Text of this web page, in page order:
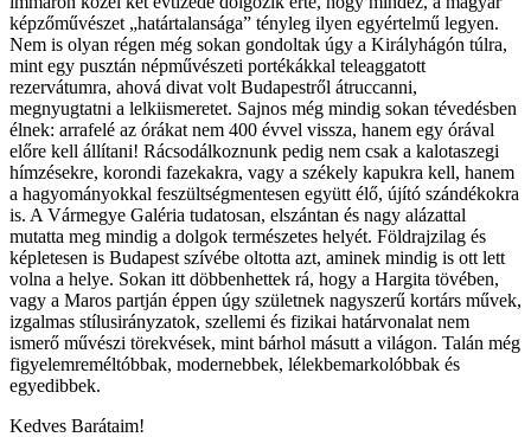
képzőművészet „határtalansága” tényleg ilyen egyértelmű legyen.
Nem is olyan régen még sokan gondoltak úgy a Királyhágón túlra,
mint egy pusztán népművészeti portékákkal teleaggatott
rezervátumra, ahová divat volt Budapestről átruccanni,
megnyugtatni a lelkiismeretet. Sajnos még mindig sokan tévedésben
élnek: arrafelé az órákat nem 400 évvel vissza, hanem egy órával
előre kell állítani! Rácsodálkoznunk pedig nem csak a kalotaszegi
hímzésekre, korondi fazekakra, vagy a székely kapukra kell, hanem
a hagyományokkal feszültségmentesen együtt élő, újító szándékokra
is. A Vármegye Galéria tudatosan, elszántan és nagy alázattal
mutatta meg mindig a dolgok természetes helyét. Földrajzilag és
képletesen is Budapest szívébe oltotta azt, aminek mindig is ott lett
volna a helye. Sokan itt döbbenhettek rá, hogy a Hargita tövében,
vagy a Maros partján éppen úgy születnek nagyszerű kortárs művek,
izgalmas stílusirányzatok, szellemi és fizikai határvonalat nem
ismerő művészi törekvések, mint bárhol másutt a világon. Talán még
figyelemreméltóbbak, modernebbek, lélekbemarkolóbbak és
egyedibbek.
Kedves Barátaim!